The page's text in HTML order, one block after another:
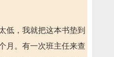
低，我就把这本书垫到
月。有一次班主任来查